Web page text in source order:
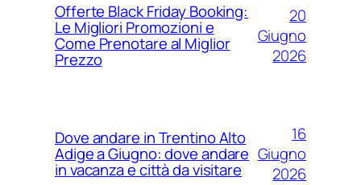
Offerte Black Friday Booking:
Le Migliori Promozioni e
Come Prenotare al Miglior
Prezzo
20
Giugno
2026
Dove andare in Trentino Alto
Adige a Giugno: dove andare
in vacanza e città da visitare
16
Giugno
2026